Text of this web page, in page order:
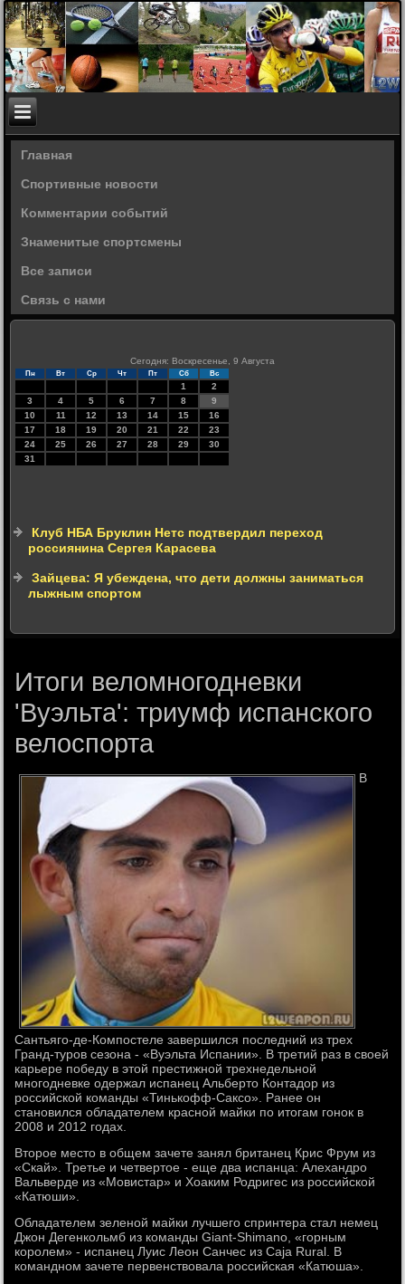
Главная
Спортивные новости
Комментарии событий
Знаменитые спортсмены
Все записи
Связь с нами
Сегодня: Воскресенье, 9 Августа
Пн Вт Ср Чт Пт Сб Вс
1
2
3
4 5 6 7 8
9
10
11 12 13 14 15
16
17
18 19 20 21 22
23
24
25 26 27 28 29
30
31
Клуб НБА Бруклин Нетс подтвердил переход
россиянина Сергея Карасева
Зайцева: Я убеждена, что дети должны заниматься
лыжным спортом
Итоги веломногодневки
'Вуэльта': триумф испанского
велоспорта
В
Сантьяго-де-Компостеле завершился последний из трех
Гранд-туров сезона - «Вуэльта Испании». В третий раз в своей
карьере победу в этой престижной трехнедельной
многодневке одержал испанец Альберто Контадор из
российской команды «Тинькофф-Саксо». Ранее он
становился обладателем красной майки по итогам гонок в
2008 и 2012 годах.
Второе место в общем зачете занял британец Крис Фрум из
«Скай». Третье и четвертое - еще два испанца: Алехандро
Вальверде из «Мовистар» и Хоаким Родригес из российской
«Катюши».
Обладателем зеленой майки лучшего спринтера стал немец
Джон Дегенкольмб из команды Giant-Shimano, «горным
королем» - испанец Луис Леон Санчес из Caja Rural. В
командном зачете первенствовала российская «Катюша».